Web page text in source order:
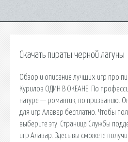
Скачать пираты черной лагуны
Обзор и описание лучших игр про
Курилов ОДИН В ОКЕАНЕ. По
натуре — романтик, по призванию.
для игр Алавар бесплатно. Чтобы
выберите эту. Страница Службы
игр Алавар. Здесь вы сможете